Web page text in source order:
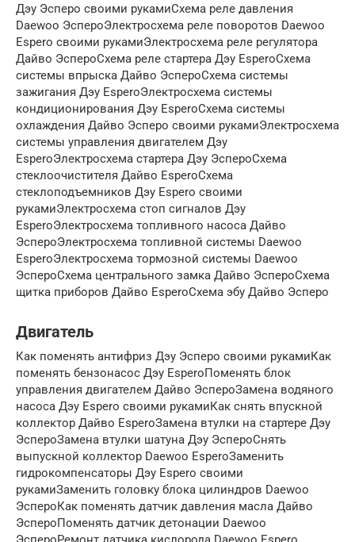
Дэу Эсперо своими рукамиСхема реле давления
Daewoo ЭспероЭлектросхема реле поворотов Daewoo
Espero своими рукамиЭлектросхема реле регулятора
Дайво ЭспероСхема реле стартера Дэу EsperoСхема
системы впрыска Дайво ЭспероСхема системы
зажигания Дэу EsperoЭлектросхема системы
кондиционирования Дэу EsperoСхема системы
охлаждения Дайво Эсперо своими рукамиЭлектросхема
системы управления двигателем Дэу
EsperoЭлектросхема стартера Дэу ЭспероСхема
стеклоочистителя Дайво EsperoСхема
стеклоподъемников Дэу Espero своими
рукамиЭлектросхема стоп сигналов Дэу
EsperoЭлектросхема топливного насоса Дайво
ЭспероЭлектросхема топливной системы Daewoo
EsperoЭлектросхема тормозной системы Daewoo
ЭспероСхема центрального замка Дайво ЭспероСхема
щитка приборов Дайво EsperoСхема эбу Дайво Эсперо
Двигатель
Как поменять антифриз Дэу Эсперо своими рукамиКак
поменять бензонасос Дэу EsperoПоменять блок
управления двигателем Дайво ЭспероЗамена водяного
насоса Дэу Espero своими рукамиКак снять впускной
коллектор Дайво EsperoЗамена втулки на стартере Дэу
ЭспероЗамена втулки шатуна Дэу ЭспероСнять
выпускной коллектор Daewoo EsperoЗаменить
гидрокомпенсаторы Дэу Espero своими
рукамиЗаменить головку блока цилиндров Daewoo
ЭспероКак поменять датчик давления масла Дайво
ЭспероПоменять датчик детонации Daewoo